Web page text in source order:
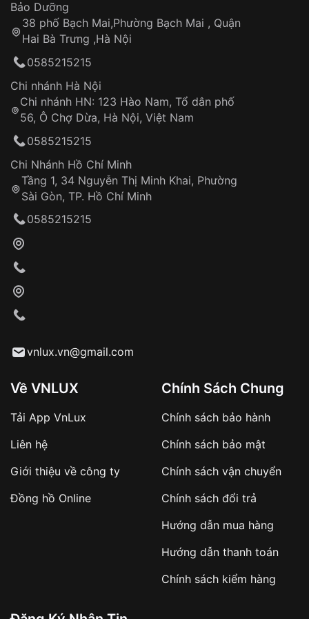
Thời gian tính từ khi xác nhận đơn hàng thành
công
Hotline: 0585 215 215
Từ khóa SEO:
Khách hàng kiểm tra và thanh toán trực tiếp
Từ khóa SEO:
sản phẩm đặc biệt
hàng
Số tiền còn lại thanh toán khi nhận hàng hoặc
✔️ Đảm bảo xử lý đơn hàng nhanh chóng
✔️ Hạn chế tình trạng hủy đơn không mong
Sản phẩm đã bị:
Tự ý sửa chữa
thống VNLUX
Đảm bảo quyền lợi khách hàng
Đồng hành cùng khách hàng trong suốt quá
trình sử dụng
Bảo Dưỡng
38 phố Bạch Mai,Phường Bạch Mai , Quận
Hai Bà Trưng ,Hà Nội
0585215215
Chi nhánh Hà Nội
Chi nhánh HN: 123 Hào Nam, Tổ dân phố
56, Ô Chợ Dừa, Hà Nội, Việt Nam
0585215215
Chi Nhánh Hồ Chí Minh
Tầng 1, 34 Nguyễn Thị Minh Khai, Phường
Sài Gòn, TP. Hồ Chí Minh
0585215215
vnlux.vn@gmail.com
Về VNLUX
Tải App VnLux
Liên hệ
Giới thiệu về công ty
Đồng hồ Online
Chính Sách Chung
Chính sách bảo hành
Chính sách bảo mật
Chính sách vận chuyển
Chính sách đổi trả
Hướng dẫn mua hàng
Hướng dẫn thanh toán
Chính sách kiểm hàng